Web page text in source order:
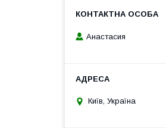
Анастасия
Київ, Україна